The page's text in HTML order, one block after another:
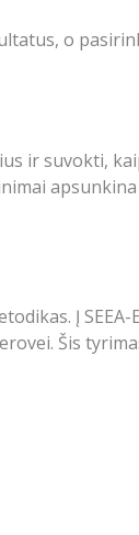
o
ir suvokti,
Į
Šis